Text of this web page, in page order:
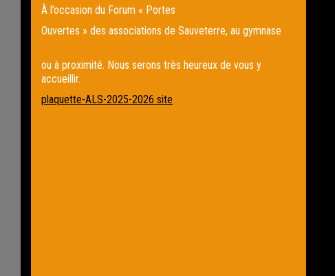
À l’occasion du Forum « Portes
Ouvertes » des associations de Sauveterre, au gymnase
ou à proximité. Nous serons très heureux de vous y
accueillir.
plaquette-ALS-2025-2026 site